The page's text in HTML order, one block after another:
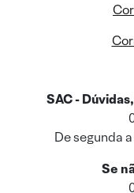
SAC -
De segunda
Se